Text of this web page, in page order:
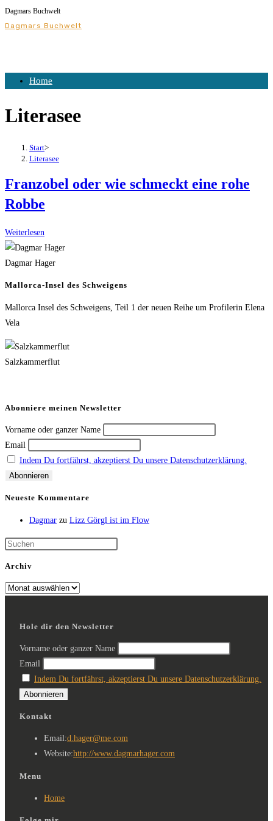
Dagmars Buchwelt
Dagmars Buchwelt
Home
Literasee
Start>
Literasee
Franzobel oder wie schmeckt eine rohe
Robbe
Weiterlesen
Dagmar Hager
Mallorca-Insel des Schweigens
Mallorca Insel des Schweigens, Teil 1 der neuen Reihe um Profilerin Elena
Vela
Salzkammerflut
Abonniere meinen Newsletter
Vorname oder ganzer Name
Email
Indem Du fortfährst, akzeptierst Du unsere Datenschutzerklärung.
Neueste Kommentare
Dagmar zu Lizz Görgl ist im Flow
Archiv
Hole dir den Newsletter
Vorname oder ganzer Name
Email
Indem Du fortfährst, akzeptierst Du unsere Datenschutzerklärung.
Kontakt
Email:d.hager@me.com
Website:http://www.dagmarhager.com
Menu
Home